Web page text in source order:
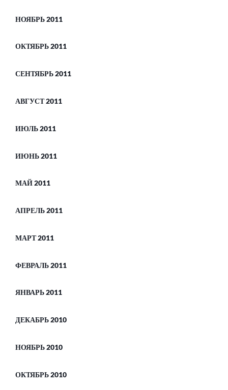
НОЯБРЬ 2011
ОКТЯБРЬ 2011
СЕНТЯБРЬ 2011
АВГУСТ 2011
ИЮЛЬ 2011
ИЮНЬ 2011
МАЙ 2011
АПРЕЛЬ 2011
МАРТ 2011
ФЕВРАЛЬ 2011
ЯНВАРЬ 2011
ДЕКАБРЬ 2010
НОЯБРЬ 2010
ОКТЯБРЬ 2010